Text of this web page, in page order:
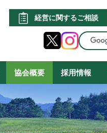
経営に関するご相談
協会概要 採用情報